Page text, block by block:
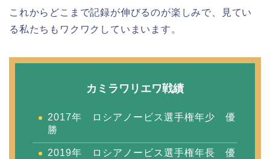
これからどこまで記録が伸びるのが楽しみで、見てい
る私たちもワクワクしていまいます。
カミラワリエワ戦績
2017年 ロシアノービス選手権年少 優
勝
2019年 ロシアノービス選手権年長 優